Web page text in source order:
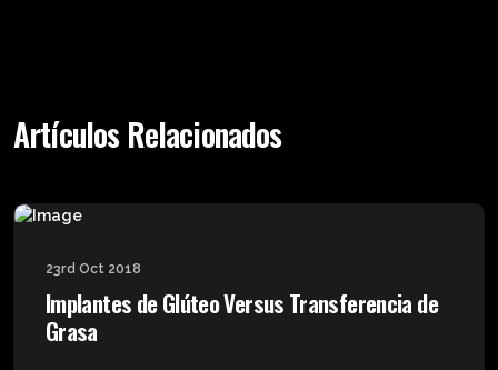
Artículos Relacionados
23rd Oct 2018
Implantes de Glúteo Versus Transferencia de
Grasa